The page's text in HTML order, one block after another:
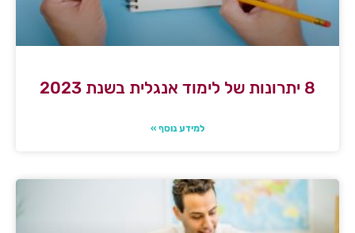
8 יתרונות של לימוד אנגלית בשנת 2023
למידע נוסף »